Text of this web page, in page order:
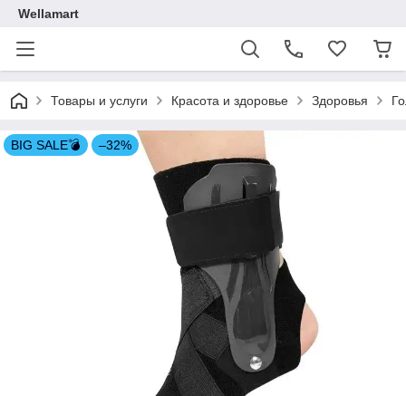
Wellamart
Товары и услуги Красота и здоровье Здоровья
BIG SALE💣 –32%